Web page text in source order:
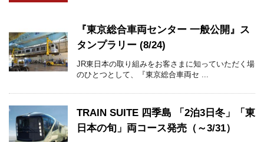
『東京総合車両センター 一般公開』ス
タンプラリー (8/24)
JR東日本の取り組みをお客さまに知っていただく場
のひとつとして、『東京総合車両セ ...
TRAIN SUITE 四季島 「2泊3日冬」「東
日本の旬」両コース発売（～3/31）